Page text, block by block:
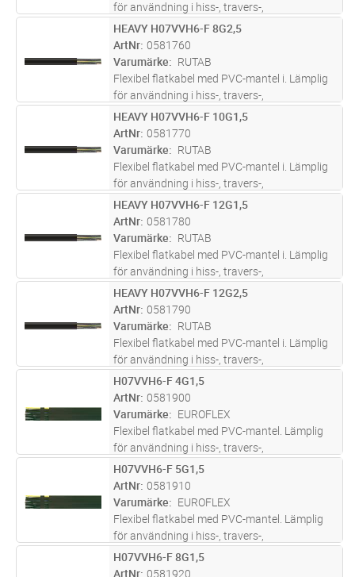
för användning i hiss-, travers-,
krananläggningar och lyftanordningar där
kraftiga böjningar i ett plan förekommer. För
installation inomhus i torra och
M Lägg i kundvagn
HEAVY H07VVH6-F 8G2,5
ArtNr 0581760
Varumärke
RUTAB
Flexibel flatkabel med PVC-mantel i. Lämplig
för användning i hiss-, travers-,
krananläggningar och lyftanordningar där
kraftiga böjningar i ett plan förekommer. För
installation inomhus i torra och
M Lägg i kundvagn
HEAVY H07VVH6-F 10G1,5
ArtNr 0581770
Varumärke
RUTAB
Flexibel flatkabel med PVC-mantel i. Lämplig
för användning i hiss-, travers-,
krananläggningar och lyftanordningar där
kraftiga böjningar i ett plan förekommer. För
installation inomhus i torra och
M Lägg i kundvagn
HEAVY H07VVH6-F 12G1,5
ArtNr 0581780
Varumärke
RUTAB
Flexibel flatkabel med PVC-mantel i. Lämplig
för användning i hiss-, travers-,
krananläggningar och lyftanordningar där
kraftiga böjningar i ett plan förekommer. För
installation inomhus i torra och
M Lägg i kundvagn
HEAVY H07VVH6-F 12G2,5
ArtNr 0581790
Varumärke
RUTAB
Flexibel flatkabel med PVC-mantel i. Lämplig
för användning i hiss-, travers-,
krananläggningar och lyftanordningar där
kraftiga böjningar i ett plan förekommer. För
installation inomhus i torra och
M Lägg i kundvagn
H07VVH6-F 4G1,5
ArtNr 0581900
Varumärke
EUROFLEX
Flexibel flatkabel med PVC-mantel. Lämplig
för användning i hiss-, travers-,
krananläggningar och lyftanordningar. För
installation inomhus i torra och fuktiga rum.
M Lägg i kundvagn
H07VVH6-F 5G1,5
ArtNr 0581910
Varumärke
EUROFLEX
Flexibel flatkabel med PVC-mantel. Lämplig
för användning i hiss-, travers-,
krananläggningar och lyftanordningar. För
installation inomhus i torra och fuktiga rum.
M Lägg i kundvagn
H07VVH6-F 8G1,5
ArtNr 0581920